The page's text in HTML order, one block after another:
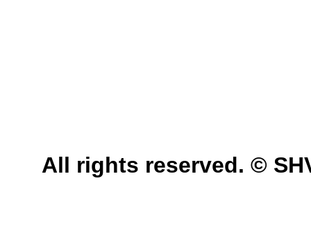
All rights reserved. ©